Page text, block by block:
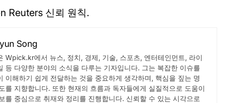
Reuters 신뢰 원칙.
Song
Wpick.kr에서 뉴스, 정치, 경제, 기술, 스포츠, 엔터테인먼트, 라이
등 다양한 분야의 소식을 다루는 기자입니다. 그는 복잡한 이슈를
이해하기 쉽게 전달하는 것을 중요하게 생각하며, 핵심을 짚는 명
를 지향합니다. 또한 현재의 흐름과 독자들에게 실질적으로 도움이
를 중심으로 취재와 정리를 진행합니다. 신뢰할 수 있는 시각으로